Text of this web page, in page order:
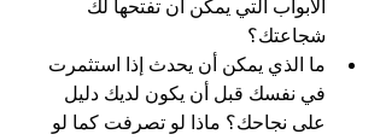
الأبواب التي يمكن أن تفتحها لك
شجاعتك؟
ما الذي يمكن أن يحدث إذا استثمرت
في نفسك قبل أن يكون لديك دليل
على نجاحك؟ ماذا لو تصرفت كما لو